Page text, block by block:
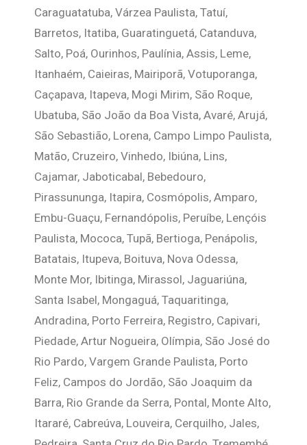
Caraguatatuba, Várzea Paulista, Tatuí,
Barretos, Itatiba, Guaratinguetá, Catanduva,
Salto, Poá, Ourinhos, Paulínia, Assis, Leme,
Itanhaém, Caieiras, Mairiporã, Votuporanga,
Caçapava, Itapeva, Mogi Mirim, São Roque,
Ubatuba, São João da Boa Vista, Avaré, Arujá,
São Sebastião, Lorena, Campo Limpo Paulista,
Matão, Cruzeiro, Vinhedo, Ibiúna, Lins,
Cajamar, Jaboticabal, Bebedouro,
Pirassununga, Itapira, Cosmópolis, Amparo,
Embu-Guaçu, Fernandópolis, Peruíbe, Lençóis
Paulista, Mococa, Tupã, Bertioga, Penápolis,
Batatais, Itupeva, Boituva, Nova Odessa,
Monte Mor, Ibitinga, Mirassol, Jaguariúna,
Santa Isabel, Mongaguá, Taquaritinga,
Andradina, Porto Ferreira, Registro, Capivari,
Piedade, Artur Nogueira, Olímpia, São José do
Rio Pardo, Vargem Grande Paulista, Porto
Feliz, Campos do Jordão, São Joaquim da
Barra, Rio Grande da Serra, Pontal, Monte Alto,
Itararé, Cabreúva, Louveira, Cerquilho, Jales,